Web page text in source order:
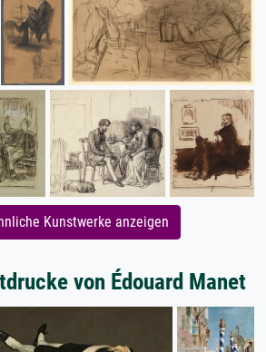
Kunstwerke anzeigen
von Édouard Manet